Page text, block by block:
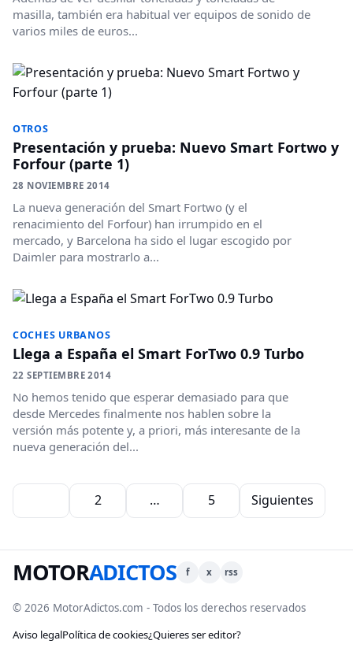
masilla, también era habitual ver equipos de sonido de
varios miles de euros...
OTROS
Presentación y prueba: Nuevo Smart Fortwo y
Forfour (parte 1)
28 NOVIEMBRE 2014
La nueva generación del Smart Fortwo (y el
renacimiento del Forfour) han irrumpido en el
mercado, y Barcelona ha sido el lugar escogido por
Daimler para mostrarlo a...
COCHES URBANOS
Llega a España el Smart ForTwo 0.9 Turbo
22 SEPTIEMBRE 2014
No hemos tenido que esperar demasiado para que
desde Mercedes finalmente nos hablen sobre la
versión más potente y, a priori, más interesante de la
nueva generación del...
Paginación de entradas
2 … 5 Siguientes
MOTORADICTOS f x rss
© 2026 MotorAdictos.com - Todos los derechos reservados
Aviso legalPolítica de cookies¿Quieres ser editor?